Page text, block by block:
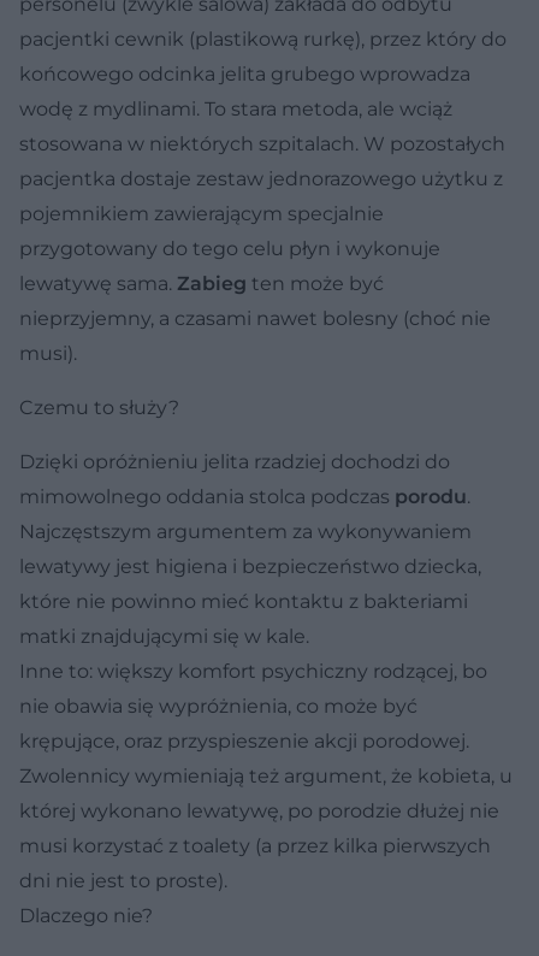
pacjentki cewnik (plastikową rurkę), przez który do
końcowego odcinka jelita grubego wprowadza
wodę z mydlinami. To stara metoda, ale wciąż
stosowana w niektórych szpitalach. W pozostałych
pacjentka dostaje zestaw jednorazowego użytku z
pojemnikiem zawierającym specjalnie
przygotowany do tego celu płyn i wykonuje
lewatywę sama. Zabieg ten może być
nieprzyjemny, a czasami nawet bolesny (choć nie
musi).
Czemu to służy?
Dzięki opróżnieniu jelita rzadziej dochodzi do
mimowolnego oddania stolca podczas porodu.
Najczęstszym argumentem za wykonywaniem
lewatywy jest higiena i bezpieczeństwo dziecka,
które nie powinno mieć kontaktu z bakteriami
matki znajdującymi się w kale.
Inne to: większy komfort psychiczny rodzącej, bo
nie obawia się wypróżnienia, co może być
krępujące, oraz przyspieszenie akcji porodowej.
Zwolennicy wymieniają też argument, że kobieta, u
której wykonano lewatywę, po porodzie dłużej nie
musi korzystać z toalety (a przez kilka pierwszych
dni nie jest to proste).
Dlaczego nie?